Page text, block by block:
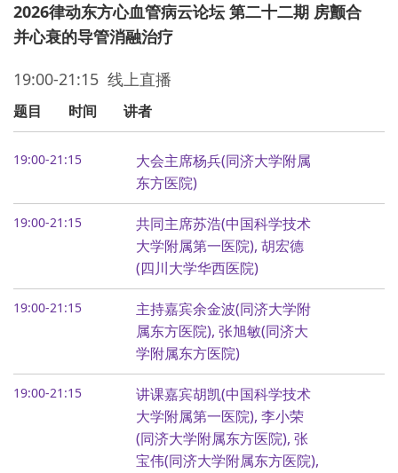
2026律动东方心血管病云论坛 第二十二期 房颤合
并心衰的导管消融治疗
19:00-21:15 线上直播
题目 时间 讲者
19:00-21:15
大会主席杨兵(同济大学附属
东方医院)
19:00-21:15
共同主席苏浩(中国科学技术
大学附属第一医院), 胡宏德
(四川大学华西医院)
19:00-21:15
主持嘉宾余金波(同济大学附
属东方医院), 张旭敏(同济大
学附属东方医院)
19:00-21:15
讲课嘉宾胡凯(中国科学技术
大学附属第一医院), 李小荣
(同济大学附属东方医院), 张
宝伟(同济大学附属东方医院),